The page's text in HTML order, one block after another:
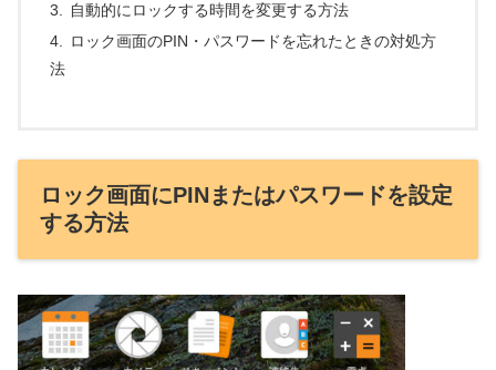
自動的にロックする時間を変更する方法
ロック画面のPIN・パスワードを忘れたときの対処方
法
ロック画面にPINまたはパスワードを設定
する方法